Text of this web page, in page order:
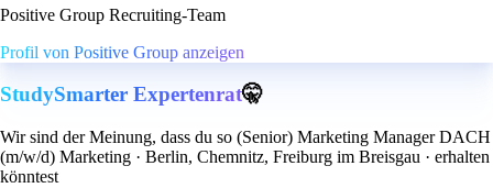
Positive Group Recruiting-Team
Profil von Positive Group anzeigen
StudySmarter Expertenrat🤫
Wir sind der Meinung, dass du so (Senior) Marketing Manager DACH
(m/w/d) Marketing · Berlin, Chemnitz, Freiburg im Breisgau · erhalten
könntest